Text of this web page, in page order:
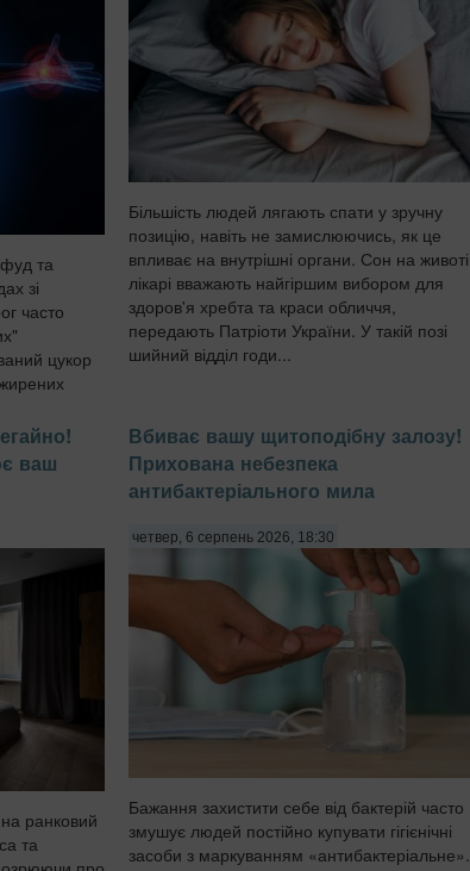
та
зі
часто
цукор
Більшість людей лягають спати у зручну
позицію, навіть не замислюючись, як це
впливає на внутрішні органи. Сон на животі
лікарі вважають найгіршим вибором для
здоров'я хребта та краси обличчя,
передають Патріоти України. У такій позі
шийний відділ годи...
ваш
ранковий
та
Вбиває вашу щитоподібну залозу!
Прихована небезпека
антибактеріального мила
четвер, 6 серпень 2026, 18:30
Бажання захистити себе від бактерій часто
змушує людей постійно купувати гігієнічні
засоби з маркуванням «антибактеріальне».